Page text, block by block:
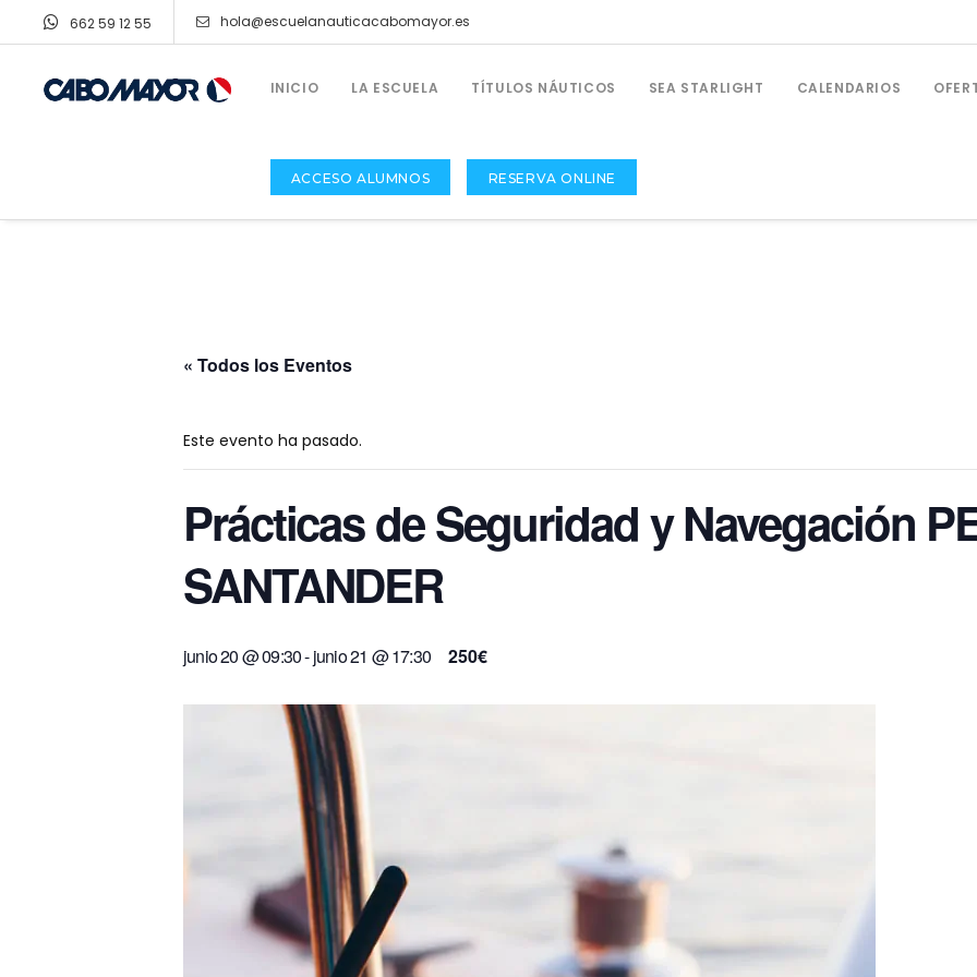
662 59 12 55 hola@escuelanauticacabomayor.es
INICIO LA ESCUELA TÍTULOS NÁUTICOS
Patrón De Navegación Básica (PNB)
Patrón De Embarcaciones De Recreo (PER)
Patrón De Yate (PY)
Capitán De Yate (CY)
Prácticas De Radio Para PNB
Prácticas De Radio Para PER
Prácticas De Patrón De Yate
SEA STARLIGHT CALENDARIOS
ACCESO ALUMNOS RESERVA ONLINE
« Todos los Eventos
Este evento ha pasado.
Prácticas de Seguridad y Navegación
SANTANDER
junio 20 @ 09:30-junio 21 @ 17:30 250€